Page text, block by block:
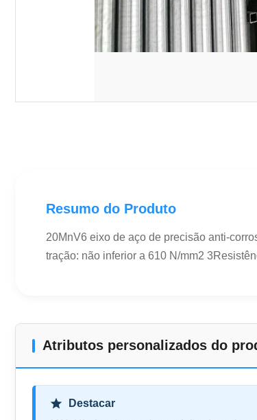
Resumo do Produto
20MnV6 eixo de aço de precisão anti-
tração: não inferior a 610 N/mm2
Atributos personalizados do
Destacar